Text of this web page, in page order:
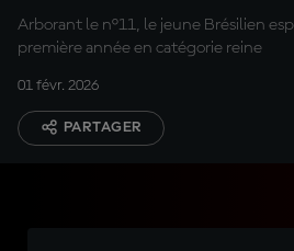
Arborant le n°11, le jeune Brésilien
première année en catégorie reine
01 févr. 2026
PARTAGER